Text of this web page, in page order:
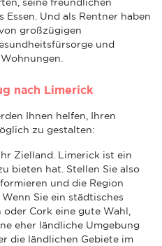
Essen. Und als Rentner haben
großzügigen
und
nach Limerick
Ihnen helfen, Ihren
zu gestalten:
Zielland. Limerick ist ein
bieten hat. Stellen Sie also
und die Region
Sie ein städtisches
Cork eine gute Wahl,
eher ländliche Umgebung
die ländlichen Gebiete im